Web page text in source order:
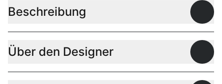
Beschreibung
Über den Designer